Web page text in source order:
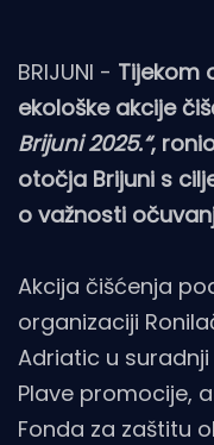
BRIJUNI - Tijekom
ekološke akcije
Brijuni 2025.“,
otočja Brijuni s
o važnosti
Akcija čišćenja
organizaciji
Adriatic u suradnji
Plave promocije,
Fonda za zaštitu